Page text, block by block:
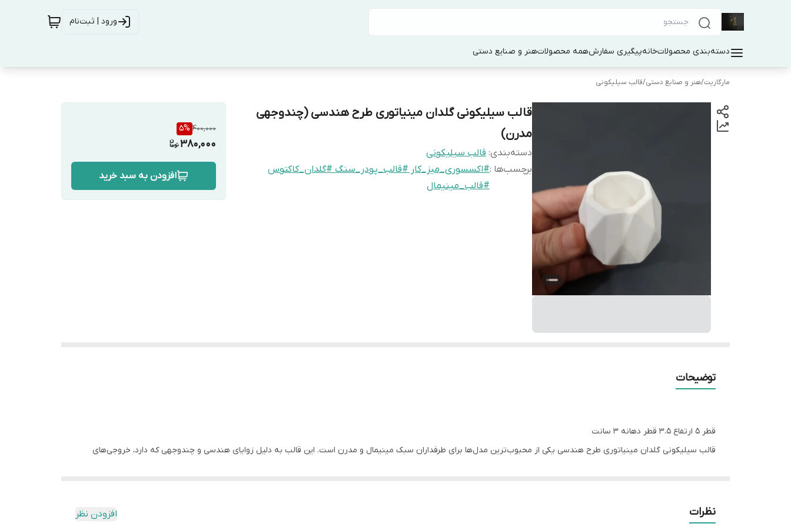
ورود | ثبت‌نام
دسته‌بندی محصولاتخانهپیگیری سفارشهمه محصولاتهنر و صنایع دستی
مارگاریت/هنر و صنایع دستی/قالب سیلیکونی
قالب سیلیکونی گلدان مینیاتوری طرح هندسی (چندوجهی
مدرن)
دسته‌بندی: قالب سیلیکونی
برچسب‌ها :#اکسسوری_میز_کار #قالب_پودر_سنگ #گلدان_کاکتوس
#قالب_مینیمال
400,000
5%
380,000
افزودن به سبد خرید
توضیحات
قطر 5 ارتفاع 3.5 قطر دهانه 3 سانت
قالب سیلیکونی گلدان مینیاتوری طرح هندسی یکی از محبوب‌ترین مدل‌ها برای طرفداران سبک مینیمال و مدرن است. این قالب به دلیل زوایای هندسی و چندوجهی که دارد، خروجی‌های
این گلدان‌های کوچک برای تزیین میز کار، گیفت‌های عروسی و تولد، و یا کاشت کاکتوس‌های ریز بسیار پرطرفدار هستند. سطح داخلی قالب کاملاً صیقلی است که باعث می‌شود محصول نهایی
نظرات افزودن نظر